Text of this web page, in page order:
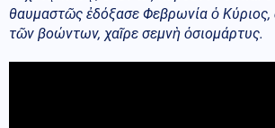
θαυμαστῶς ἐδόξασε Φεβρωνία ὁ
τῶν βοώντων, χαῖρε σεμνὴ ὁσιομάρτυς.